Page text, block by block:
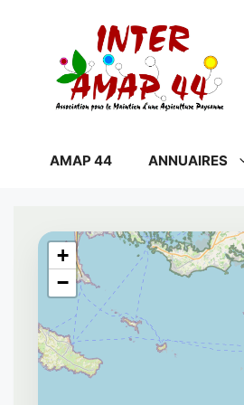
AMAP 44 ANNUAIRES
+
−